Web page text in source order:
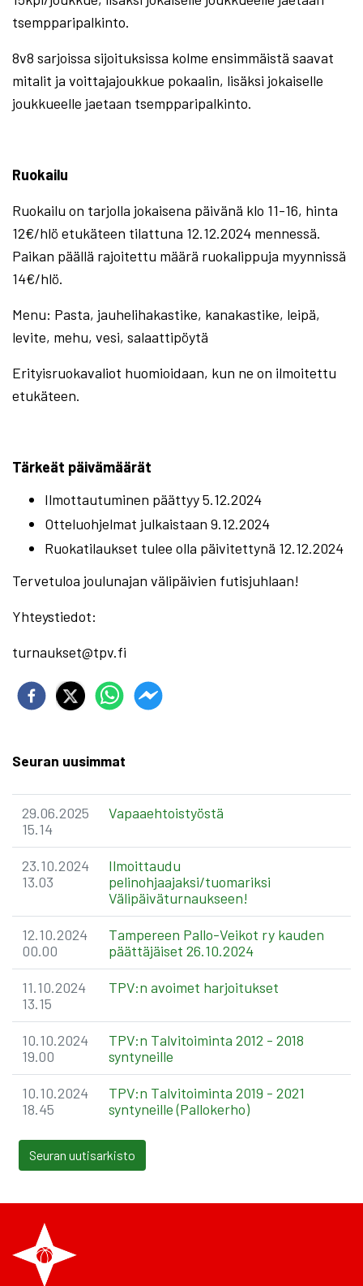
tsempparipalkinto.
8v8 sarjoissa sijoituksissa kolme ensimmäistä saavat
mitalit ja voittajajoukkue pokaalin, lisäksi jokaiselle
joukkueelle jaetaan tsempparipalkinto.
Ruokailu
Ruokailu on tarjolla jokaisena päivänä klo 11-16, hinta
12€/hlö etukäteen tilattuna 12.12.2024 mennessä.
Paikan päällä rajoitettu määrä ruokalippuja myynnissä
14€/hlö.
Menu: Pasta, jauhelihakastike, kanakastike, leipä,
levite, mehu, vesi, salaattipöytä
Erityisruokavaliot huomioidaan, kun ne on ilmoitettu
etukäteen.
Tärkeät päivämäärät
Ilmottautuminen päättyy 5.12.2024
Otteluohjelmat julkaistaan 9.12.2024
Ruokatilaukset tulee olla päivitettynä 12.12.2024
Tervetuloa joulunajan välipäivien futisjuhlaan!
Yhteystiedot:
turnaukset@tpv.fi
Seuran uusimmat
29.06.2025
15.14
Vapaaehtoistyöstä
23.10.2024
13.03
Ilmoittaudu
pelinohjaajaksi/tuomariksi
Välipäiväturnaukseen!
12.10.2024
00.00
Tampereen Pallo-Veikot ry kauden
päättäjäiset 26.10.2024
11.10.2024
13.15
TPV:n avoimet harjoitukset
10.10.2024
19.00
TPV:n Talvitoiminta 2012 - 2018
syntyneille
10.10.2024
18.45
TPV:n Talvitoiminta 2019 - 2021
syntyneille (Pallokerho)
Seuran uutisarkisto